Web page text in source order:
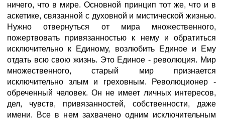
ничего, что в мире. Основной принцип тот же, что и в
аскетике, связанной с духовной и мистической жизнью.
Нужно отвернуться от мира множественного,
пожертвовать привязанностью к нему и обратиться
исключительно к Единому, возлюбить Единое и Ему
отдать всю свою жизнь. Это Единое - революция. Мир
множественного, старый мир признается
исключительно злым и греховным. Революционер -
обреченный человек. Он не имеет личных интересов,
дел, чувств, привязанностей, собственности, даже
имени. Все в нем захвачено одним исключительным